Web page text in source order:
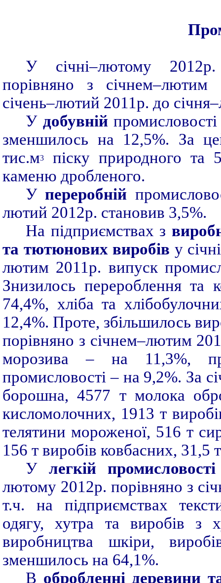
У січні–лютому 2012р.
порівняно з січнем–лютим
січень–лютий 2011р. до
У добувній
зменшилось на 12,5%. За
тис.м3
піску природного та
каменю дробленого.
Упереробній
лютий 2012р. становив 3,5%.
На підприємствах з
та тютюнових виробів у
лютим 2011р. випуск
Знизилось перероблення та
74,4%, хліба та
12,4%. Проте, збільшилось
порівняно з січнем–лютим
морозива – на 11,3%,
промисловості – на 9,2%. За
борошна, 4577 т молока
кисломолочних, 1913 т
телятини мороженої, 516 т
156 т виробів ковбасних, 31,5
У легкій промисловості
лютому 2012р. порівняно з
т.ч. на підприємствах
одягу, хутра та виробів
виробництва шкіри,
зменшилось на 64,1%.
В обробленні деревини